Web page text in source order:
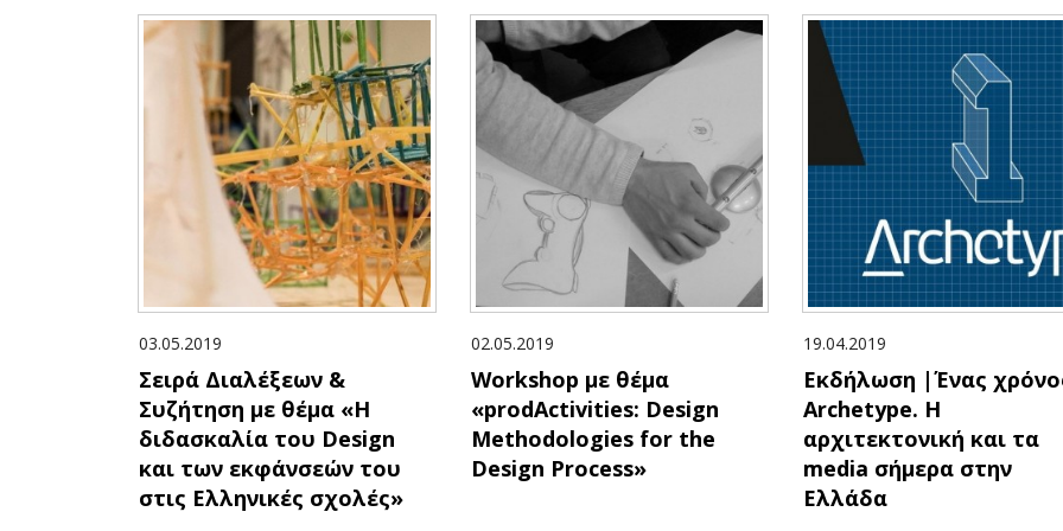
03.05.2019
Σειρά Διαλέξεων &
Συζήτηση με θέμα «Η
διδασκαλία του Design
και των εκφάνσεών του
στις Ελληνικές σχολές»
02.05.2019
Workshop με θέμα
«prodActivities: Design
Methodologies for the
Design Process»
19.04.2019
Εκδήλωση |Ένας
Archetype. Η
αρχιτεκτονική και τα
media σήμερα στην
Ελλάδα